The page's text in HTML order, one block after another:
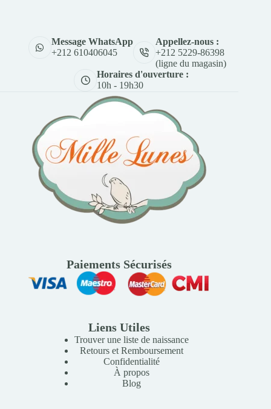
Message WhatsApp
+212 610406045
Appellez-nous :
+212 5229-86398
(ligne du magasin)
Horaires d'ouverture :
10h - 19h30
Paiements Sécurisés
Liens Utiles
Trouver une liste de naissance
Retours et Remboursement
Confidentialité
À propos
Blog